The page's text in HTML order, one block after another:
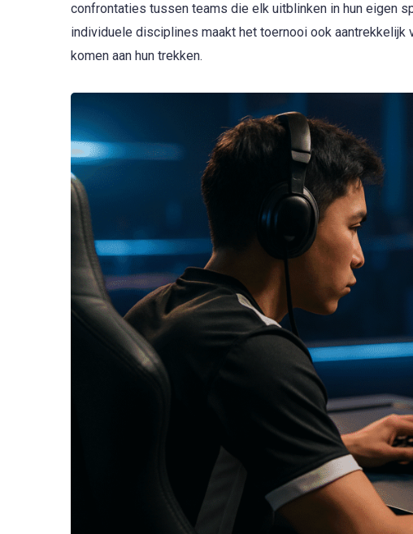
confrontaties tussen teams die elk uitblinken in hun eigen
individuele disciplines maakt het toernooi ook
komen aan hun trekken.